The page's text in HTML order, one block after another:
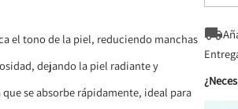
el tono de la piel, reduciendo manchas
dejando la piel radiante y
que se absorbe rápidamente, ideal para
